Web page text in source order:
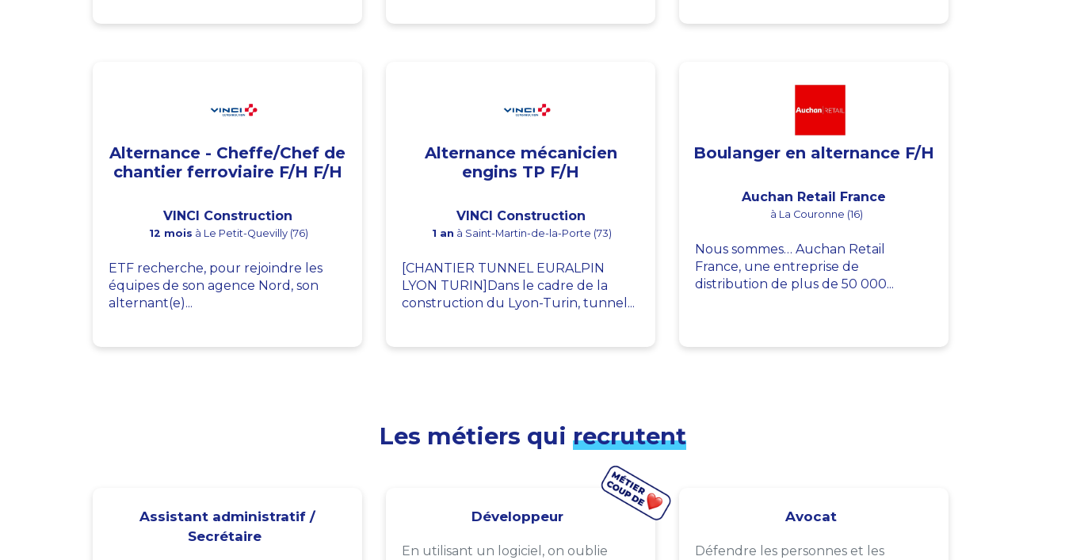
Alternance - Cheffe/Chef de
chantier ferroviaire F/H F/H
VINCI Construction
12 mois à Le Petit-Quevilly (76)
ETF recherche, pour rejoindre les
équipes de son agence Nord, son
alternant(e)...
Alternance mécanicien
engins TP F/H
VINCI Construction
1 an à Saint-Martin-de-la-Porte (73)
[CHANTIER TUNNEL EURALPIN
LYON TURIN]Dans le cadre de la
construction du Lyon-Turin, tunnel...
Boulanger en alternance F/H
Auchan Retail France
à La Couronne (16)
Nous sommes… Auchan Retail
France, une entreprise de
distribution de plus de 50 000...
Les métiers qui recrutent
Assistant administratif /
Secrétaire
Développeur
En utilisant un logiciel, on oublie
Avocat
Défendre les personnes et les